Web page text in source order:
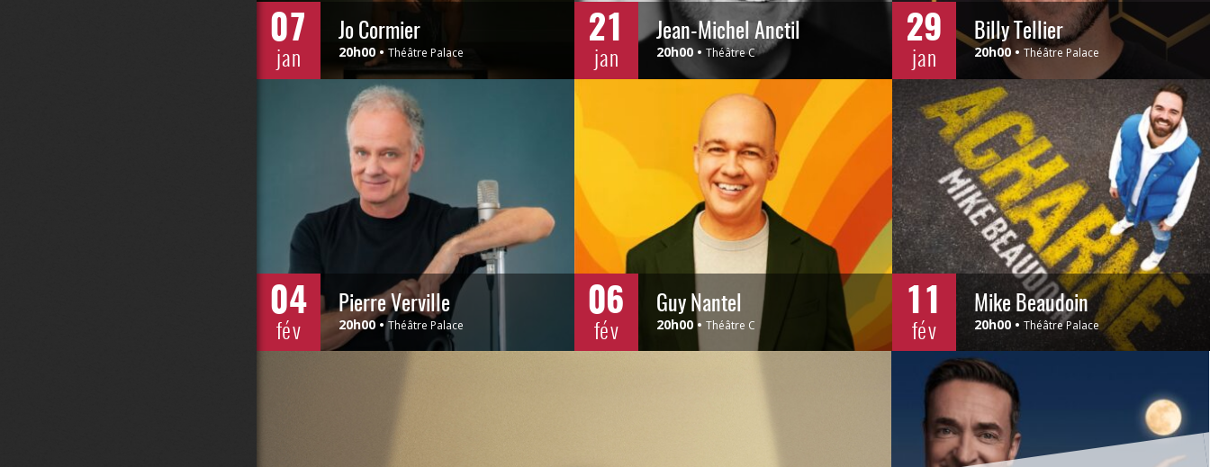
07
jan
Jo Cormier
20h00 Théâtre Palace
21
jan
Jean-Michel Anctil
20h00 Théâtre C
29
jan
Billy Tellier
20h00 Théâtre Palace
04
fév
Pierre Verville
20h00 Théâtre Palace
06
fév
Guy Nantel
20h00 Théâtre C
11
fév
Mike Beaudoin
20h00 Théâtre Palace